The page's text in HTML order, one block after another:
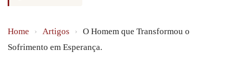
Home › Artigos › O Homem que Transformou o
Sofrimento em Esperança.